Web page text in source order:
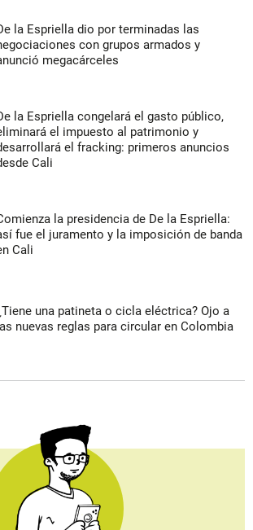
la Espriella dio por terminadas las
con grupos armados y
megacárceles
la Espriella congelará el gasto público,
el impuesto al patrimonio y
el fracking: primeros anuncios
Cali
la presidencia de De la Espriella:
fue el juramento y la imposición de banda
Cali
una patineta o cicla eléctrica? Ojo a
las nuevas reglas para circular en Colombia